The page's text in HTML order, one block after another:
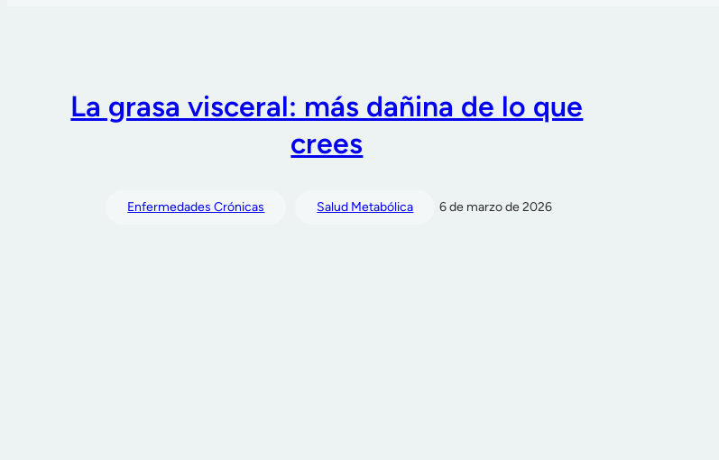
La grasa visceral: más dañina de lo que
crees
Enfermedades Crónicas Salud Metabólica 6 de marzo de 2026